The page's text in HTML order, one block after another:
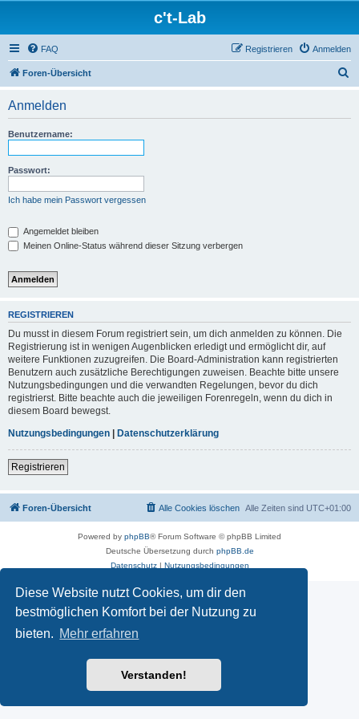
Diese Website nutzt Cookies, um dir den
bestmöglichen Komfort bei der Nutzung zu
bieten. Mehr erfahren
Verstanden!
c't-Lab
FAQ Anmelden
Registrieren
Foren-Übersicht
Anmelden
Benutzername:
Passwort:
Ich habe mein Passwort vergessen
Angemeldet bleiben
Meinen Online-Status während dieser Sitzung verbergen
REGISTRIEREN
Du musst in diesem Forum registriert sein, um dich anmelden zu können. Die
Registrierung ist in wenigen Augenblicken erledigt und ermöglicht dir, auf
weitere Funktionen zuzugreifen. Die Board-Administration kann registrierten
Benutzern auch zusätzliche Berechtigungen zuweisen. Beachte bitte unsere
Nutzungsbedingungen und die verwandten Regelungen, bevor du dich
registrierst. Bitte beachte auch die jeweiligen Forenregeln, wenn du dich in
diesem Board bewegst.
Nutzungsbedingungen | Datenschutzerklärung
Registrieren
Foren-Übersicht Alle Zeiten sind UTC+01:00
Alle Cookies löschen
Powered by phpBB® Forum Software © phpBB Limited
Deutsche Übersetzung durch phpBB.de
Datenschutz| Nutzungsbedingungen